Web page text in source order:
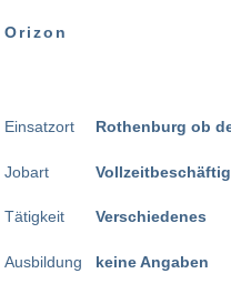
Orizon
Einsatzort
Jobart
Tätigkeit
Ausbildung
Rothenburg ob
Verschiedenes
keine Angaben